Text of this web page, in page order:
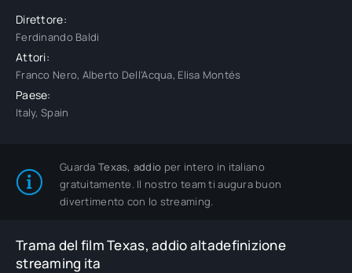
Direttore:
Ferdinando Baldi
Attori:
Franco Nero, Alberto Dell'Acqua, Elisa Montés
Paese:
Italy, Spain
Guarda Texas, addio per intero in italiano
gratuitamente. Il nostro team ti augura buon
divertimento con lo streaming.
Trama del film Texas, addio altadefinizione
streaming ita